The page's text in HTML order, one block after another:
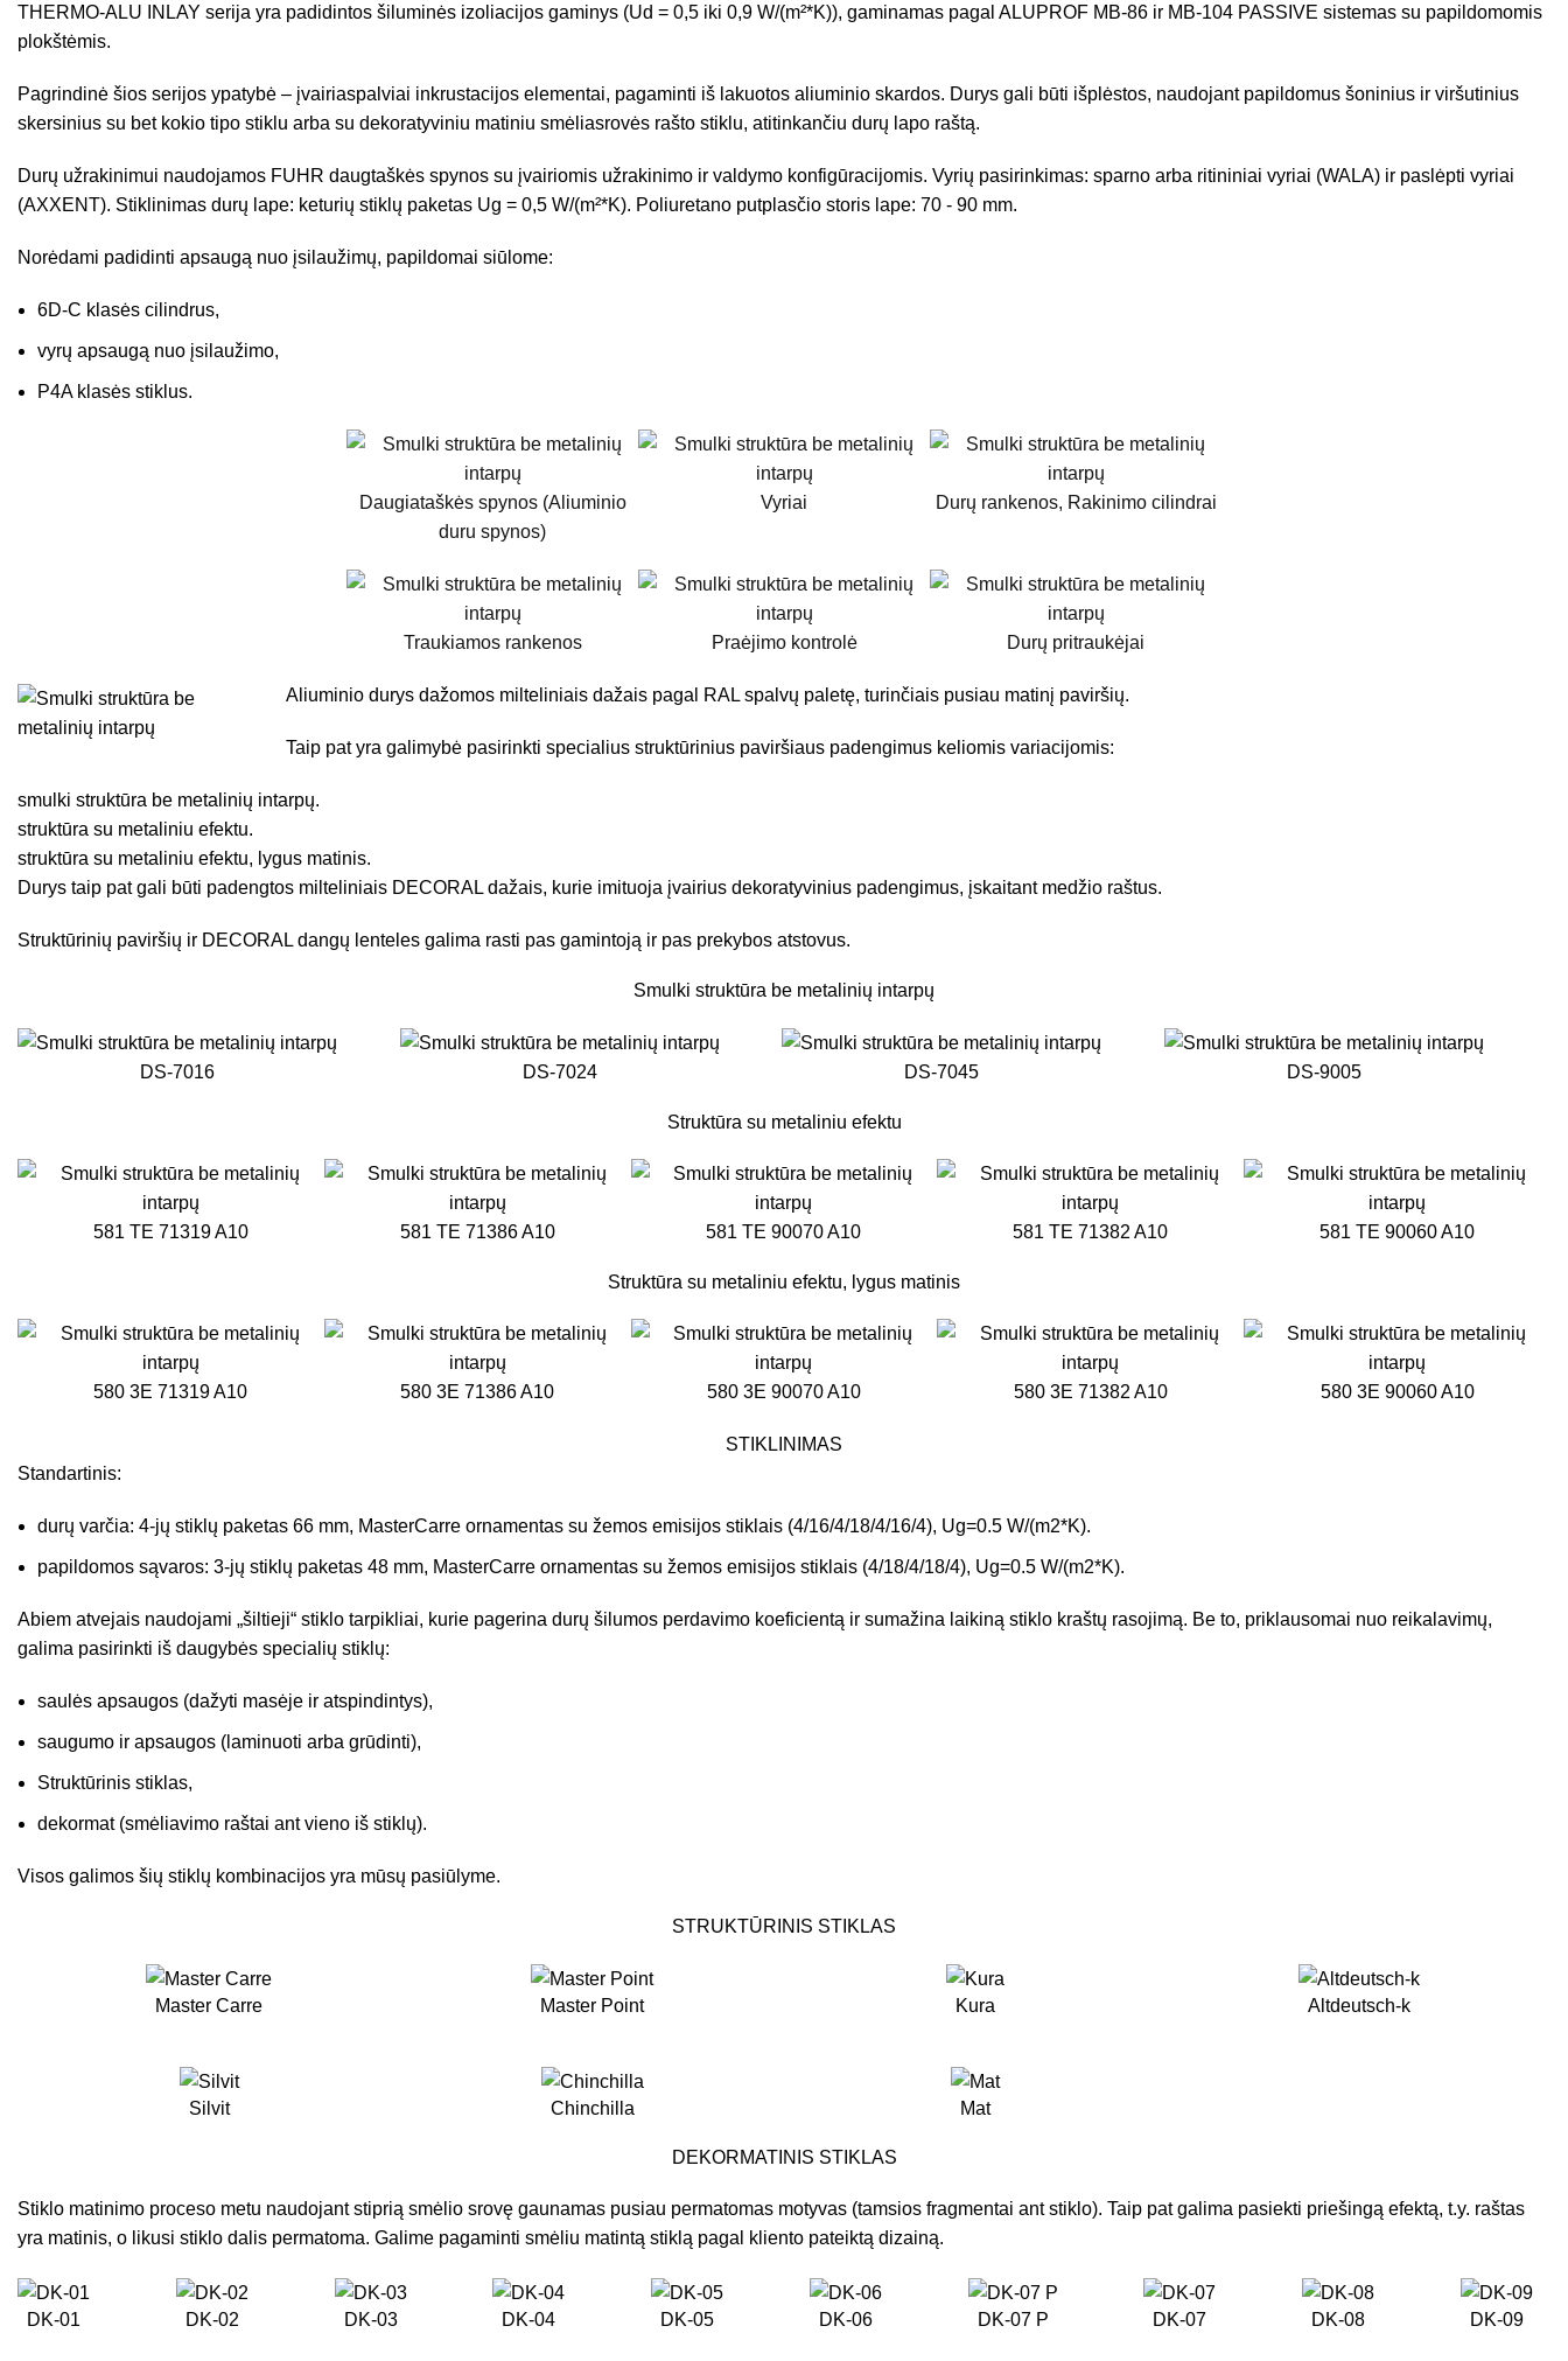
THERMO-ALU INLAY serija yra padidintos šiluminės izoliacijos gaminys (Ud = 0,5 iki 0,9 W/(m²*K)), gaminamas pagal ALUPROF MB-86 ir MB-104 PASSIVE sistemas su papildomomis
plokštėmis.
Pagrindinė šios serijos ypatybė – įvairiaspalviai inkrustacijos elementai, pagaminti iš lakuotos aliuminio skardos. Durys gali būti išplėstos, naudojant papildomus šoninius ir viršutinius
skersinius su bet kokio tipo stiklu arba su dekoratyviniu matiniu smėliasrovės rašto stiklu, atitinkančiu durų lapo raštą.
Durų užrakinimui naudojamos FUHR daugtaškės spynos su įvairiomis užrakinimo ir valdymo konfigūracijomis. Vyrių pasirinkimas: sparno arba ritininiai vyriai (WALA) ir paslėpti vyriai
(AXXENT). Stiklinimas durų lape: keturių stiklų paketas Ug = 0,5 W/(m²*K). Poliuretano putplasčio storis lape: 70 - 90 mm.
Norėdami padidinti apsaugą nuo įsilaužimų, papildomai siūlome:
6D-C klasės cilindrus,
vyrų apsaugą nuo įsilaužimo,
P4A klasės stiklus.
Daugiataškės spynos (Aliuminio
duru spynos)
Vyriai Durų rankenos, Rakinimo cilindrai
Traukiamos rankenos Praėjimo kontrolė Durų pritraukėjai
Aliuminio durys dažomos milteliniais dažais pagal RAL spalvų paletę, turinčiais pusiau matinį paviršių.
Taip pat yra galimybė pasirinkti specialius struktūrinius paviršiaus padengimus keliomis variacijomis:
smulki struktūra be metalinių intarpų.
struktūra su metaliniu efektu.
struktūra su metaliniu efektu, lygus matinis.
Durys taip pat gali būti padengtos milteliniais DECORAL dažais, kurie imituoja įvairius dekoratyvinius padengimus, įskaitant medžio raštus.
Struktūrinių paviršių ir DECORAL dangų lenteles galima rasti pas gamintoją ir pas prekybos atstovus.
Smulki struktūra be metalinių intarpų
DS-7016 DS-7024 DS-7045 DS-9005
Struktūra su metaliniu efektu
581 TE 71319 A10 581 TE 71386 A10 581 TE 90070 A10 581 TE 71382 A10 581 TE 90060 A10
Struktūra su metaliniu efektu, lygus matinis
580 3E 71319 A10 580 3E 71386 A10 580 3E 90070 A10 580 3E 71382 A10 580 3E 90060 A10
STIKLINIMAS
Standartinis:
durų varčia: 4-jų stiklų paketas 66 mm, MasterCarre ornamentas su žemos emisijos stiklais (4/16/4/18/4/16/4), Ug=0.5 W/(m2*K).
papildomos sąvaros: 3-jų stiklų paketas 48 mm, MasterCarre ornamentas su žemos emisijos stiklais (4/18/4/18/4), Ug=0.5 W/(m2*K).
Abiem atvejais naudojami „šiltieji“ stiklo tarpikliai, kurie pagerina durų šilumos perdavimo koeficientą ir sumažina laikiną stiklo kraštų rasojimą. Be to, priklausomai nuo reikalavimų,
galima pasirinkti iš daugybės specialių stiklų:
saulės apsaugos (dažyti masėje ir atspindintys),
saugumo ir apsaugos (laminuoti arba grūdinti),
Struktūrinis stiklas,
dekormat (smėliavimo raštai ant vieno iš stiklų).
Visos galimos šių stiklų kombinacijos yra mūsų pasiūlyme.
STRUKTŪRINIS STIKLAS
Master Carre Master Point Kura Altdeutsch-k
Silvit Chinchilla Mat
DEKORMATINIS STIKLAS
Stiklo matinimo proceso metu naudojant stiprią smėlio srovę gaunamas pusiau permatomas motyvas (tamsios fragmentai ant stiklo). Taip pat galima pasiekti priešingą efektą, t.y. raštas
yra matinis, o likusi stiklo dalis permatoma. Galime pagaminti smėliu matintą stiklą pagal kliento pateiktą dizainą.
DK-01 DK-02 DK-03 DK-04 DK-05 DK-06 DK-07 P DK-07 DK-08 DK-09